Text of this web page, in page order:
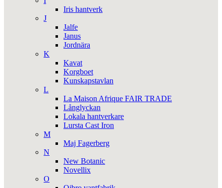
Iris hantverk
J
Jalfe
Janus
Jordnära
K
Kavat
Korgboet
Kunskapstavlan
L
La Maison Afrique FAIR TRADE
Långlyckan
Lokala hantverkare
Lursta Cast Iron
M
Maj Fagerberg
N
New Botanic
Novellix
O